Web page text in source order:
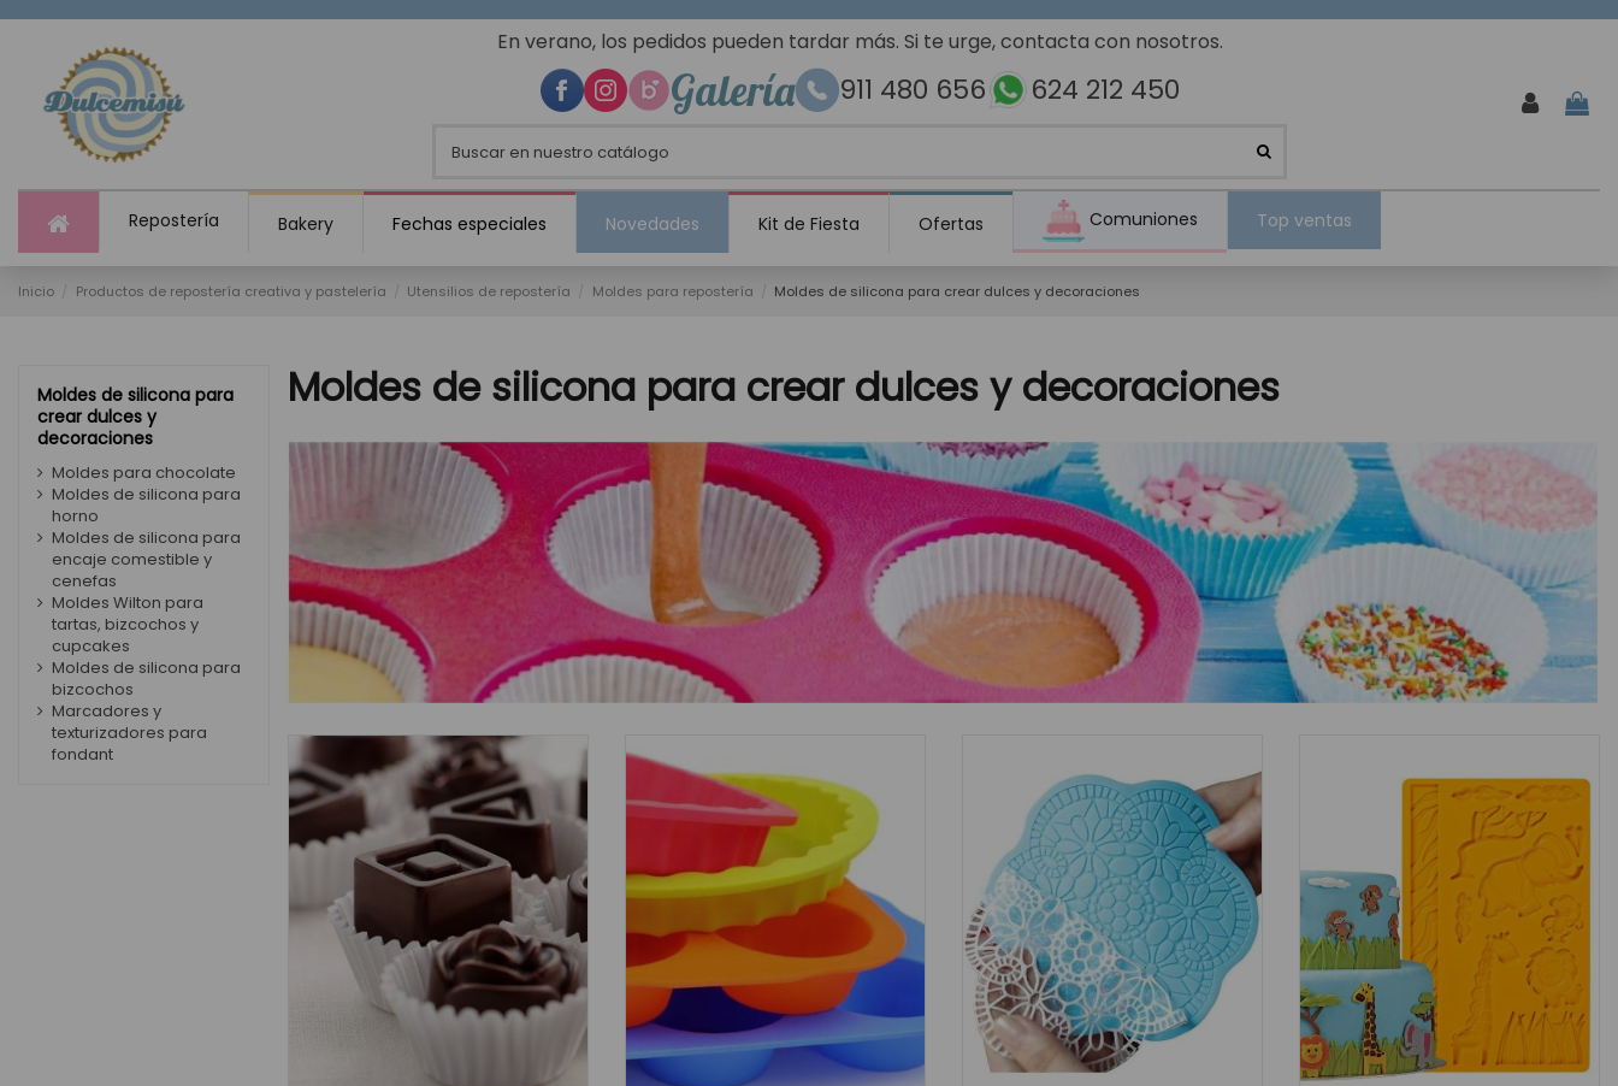
En verano, los pedidos pueden tardar más. Si te urge, contacta con nosotros.
Galería 911 480 656 624 212 450
Repostería Bakery Fechas especiales Novedades Kit de Fiesta Ofertas Comuniones Top ventas
Inicio Productos de repostería creativa y pastelería Utensilios de repostería Moldes para repostería Moldes de silicona para crear dulces y decoraciones
Moldes de silicona para crear dulces y decoraciones
Moldes de silicona para
crear dulces y
decoraciones
Moldes para chocolate
Moldes de silicona para
horno
Moldes de silicona para
encaje comestible y
cenefas
Moldes Wilton para
tartas, bizcochos y
cupcakes
Moldes de silicona para
bizcochos
Marcadores y
texturizadores para
fondant